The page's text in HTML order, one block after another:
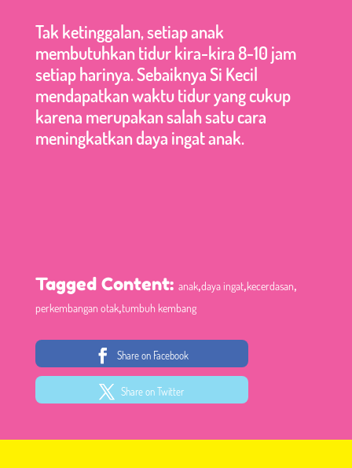
Tak ketinggalan, setiap anak
membutuhkan tidur kira-kira 8-10 jam
setiap harinya. Sebaiknya Si Kecil
mendapatkan waktu tidur yang cukup
karena merupakan salah satu cara
meningkatkan daya ingat anak.
Tagged Content: anak, daya ingat, kecerdasan
perkembangan otak, tumbuh kembang
Share on Facebook
Share on Twitter